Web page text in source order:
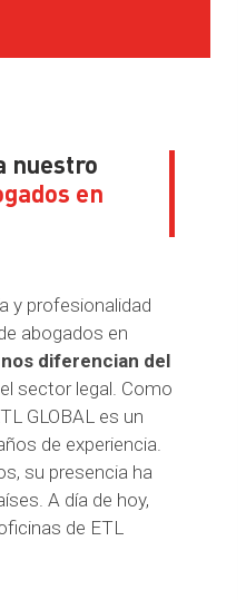
nuestro
en
y profesionalidad
abogados en
diferencian del
sector legal. Como
GLOBAL es un
de experiencia.
su presencia ha
A día de hoy,
de ETL